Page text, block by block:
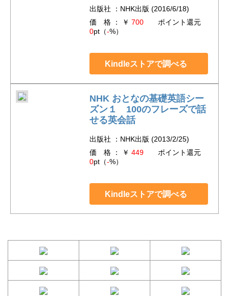
出版社 ：NHK出版 (2016/6/18)
価 格 ： ￥ 700ポイント還元
0pt（-%）
Kindleストアで調べる
NHK おとなの基礎英語シー
ズン１ 100のフレーズで話
せる英会話
出版社 ：NHK出版 (2013/2/25)
価 格 ： ￥ 449ポイント還元
0pt（-%）
Kindleストアで調べる